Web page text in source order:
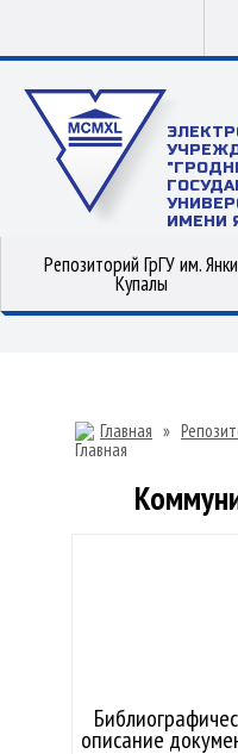
ИМЕНИ
Репозиторий ГрГУ им. Янки
Купалы
Главная »
описание